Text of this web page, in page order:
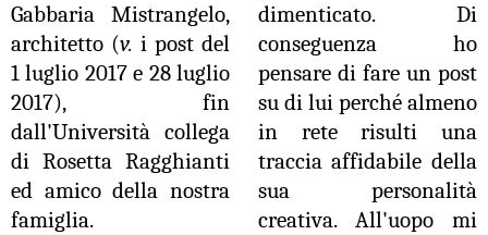
Gabbaria Mistrangelo,
architetto (v. i post del
1 luglio 2017 e 28 luglio
2017), fin
dall'Università collega
di Rosetta Ragghianti
ed amico della nostra
famiglia.
dimenticato. Di
conseguenza ho
pensare di fare un post
su di lui perché almeno
in rete risulti una
traccia affidabile della
sua personalità
creativa. All'uopo mi